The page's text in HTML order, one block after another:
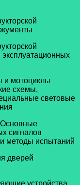
и мотоциклы
схемы,
световые
сигналов
методы испытаний
дверей